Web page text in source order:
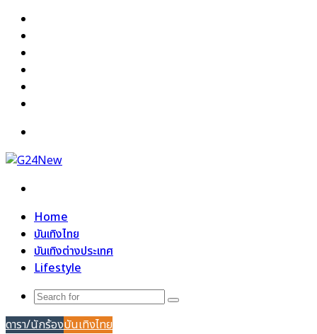
Home
บันเทิงไทย
บันเทิงต่างประเทศ
Lifestyle
Search
ดารา/นักร้องบันเทิงไทย